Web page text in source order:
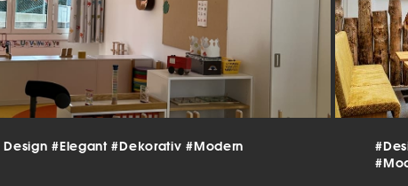
Design#Elegant#Dekorativ#Modern
Einstellungen speichern
Datenschutzeinstellungen
Essenziell (2)
Essenzielle Cookies ermöglichen
einwandfreie Funktion der Website